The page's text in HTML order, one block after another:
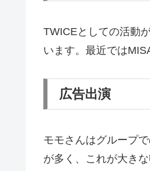
TWICEとしての活動
います。最近では
広告出演
モモさんはグループ
が多く、これが大き